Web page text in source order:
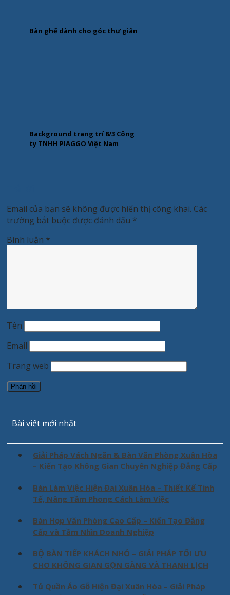
Bàn ghế dành cho góc thư giãn
Background trang trí 8/3 Công
ty TNHH PIAGGO Việt Nam
Email của bạn sẽ không được hiển thị công khai. Các
trường bắt buộc được đánh dấu *
Bình luận *
Tên
Email
Trang web
Bài viết mới nhất
Giải Pháp Vách Ngăn & Bàn Văn Phòng Xuân Hòa
– Kiến Tạo Không Gian Chuyên Nghiệp Đẳng Cấp
Bàn Làm Việc Hiện Đại Xuân Hòa – Thiết Kế Tinh
Tế, Nâng Tầm Phong Cách Làm Việc
Bàn Họp Văn Phòng Cao Cấp – Kiến Tạo Đẳng
Cấp và Tầm Nhìn Doanh Nghiệp
BỘ BÀN TIẾP KHÁCH NHỎ – GIẢI PHÁP TỐI ƯU
CHO KHÔNG GIAN GỌN GÀNG VÀ THANH LỊCH
Tủ Quần Áo Gỗ Hiện Đại Xuân Hòa – Giải Pháp